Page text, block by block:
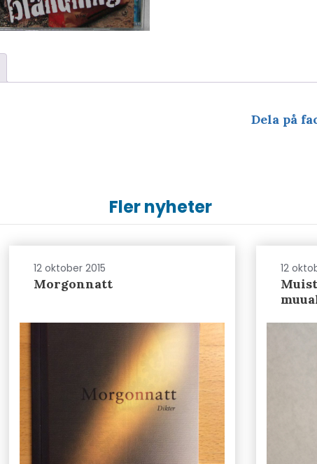
Dela på
Fler nyheter
12 oktober 2015
Morgonnatt
12